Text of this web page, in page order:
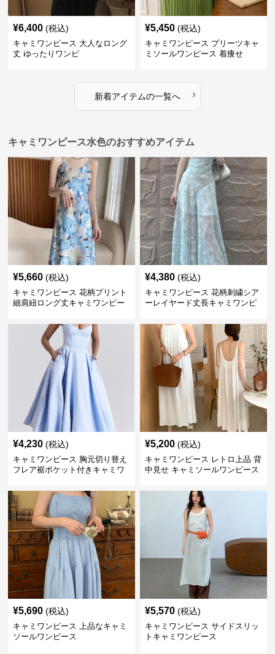
¥6,400 (税込)
キャミワンピース 大人なロング
丈 ゆったりワンピ
¥5,450 (税込)
キャミワンピース プリーツキャ
ミソールワンピース 着痩せ
新着アイテムの一覧へ ›
キャミワンピース水色のおすすめアイテム
¥5,660 (税込)
キャミワンピース 花柄プリント
細肩紐ロング丈キャミワンピー
¥4,380 (税込)
キャミワンピース 花柄刺繍シア
ーレイヤード丈長キャミワンピ
¥4,230 (税込)
キャミワンピース 胸元切り替え
フレア裾ポケット付きキャミワ
¥5,200 (税込)
キャミワンピース レトロ上品 背
中見せ キャミソールワンピース
¥5,690 (税込)
キャミワンピース 上品なキャミ
ソールワンピース
¥5,570 (税込)
キャミワンピース サイドスリッ
トキャミワンピース